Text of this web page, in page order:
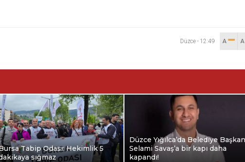
Düzce - 12:49 A
Tabip Odası: Hekimlik 5
sığmaz
Düzce Yığılca’da Belediye
Selami Savaş’a bir kapı daha
kapandı!